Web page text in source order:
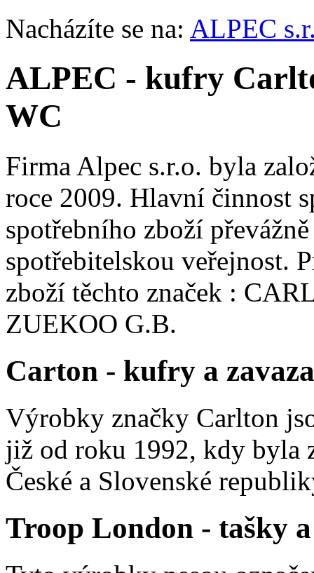
Nacházíte se na: ALPEC
ALPEC - kufry
WC
Firma Alpec s.r.o. byla
roce 2009. Hlavní činnost
spotřebního zboží
spotřebitelskou veřejnost.
zboží těchto značek :
ZUEKOO G.B.
Carton - kufry a
Výrobky značky Carlton
již od roku 1992, kdy byla
České a Slovenské
Troop London - tašky